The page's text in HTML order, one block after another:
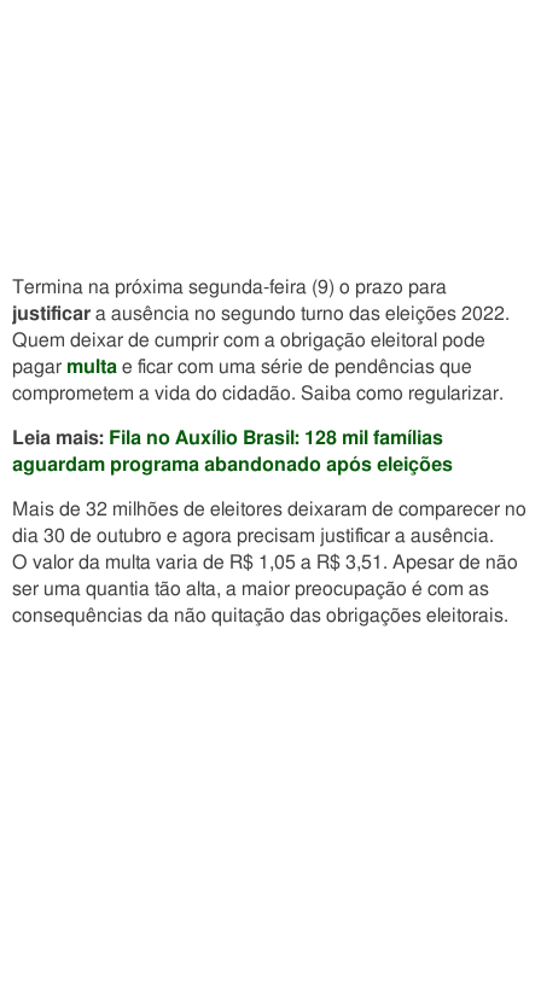
Termina na próxima segunda-feira (9) o prazo para
justificar a ausência no segundo turno das eleições 2022.
Quem deixar de cumprir com a obrigação eleitoral pode
pagar multa e ficar com uma série de pendências que
comprometem a vida do cidadão. Saiba como regularizar.
Leia mais: Fila no Auxílio Brasil: 128 mil famílias
aguardam programa abandonado após eleições
Mais de 32 milhões de eleitores deixaram de comparecer no
dia 30 de outubro e agora precisam justificar a ausência.
O valor da multa varia de R$ 1,05 a R$ 3,51. Apesar de não
ser uma quantia tão alta, a maior preocupação é com as
consequências da não quitação das obrigações eleitorais.